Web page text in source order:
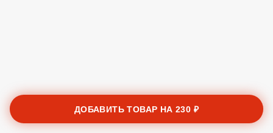
ДОБАВИТЬ ТОВАР НА230 ₽